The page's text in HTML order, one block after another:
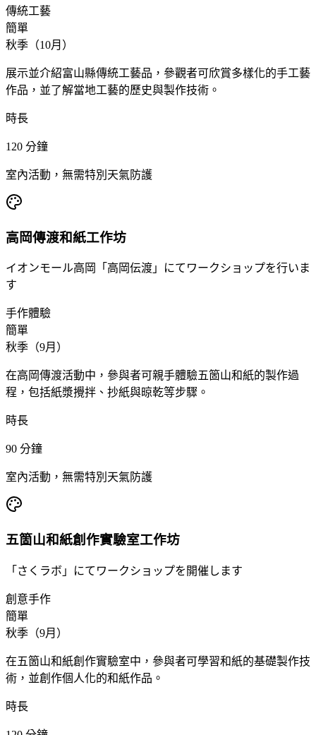
傳統工藝
簡單
秋季（10月）
展示並介紹富山縣傳統工藝品，參觀者可欣賞多樣化的手工藝
作品，並了解當地工藝的歷史與製作技術。
時長
120 分鐘
室內活動，無需特別天氣防護
高岡傳渡和紙工作坊
イオンモール高岡「高岡伝渡」にてワークショップを行いま
す
手作體驗
簡單
秋季（9月）
在高岡傳渡活動中，參與者可親手體驗五箇山和紙的製作過
程，包括紙漿攪拌、抄紙與晾乾等步驟。
時長
90 分鐘
室內活動，無需特別天氣防護
五箇山和紙創作實驗室工作坊
「さくラボ」にてワークショップを開催します
創意手作
簡單
秋季（9月）
在五箇山和紙創作實驗室中，參與者可學習和紙的基礎製作技
術，並創作個人化的和紙作品。
時長